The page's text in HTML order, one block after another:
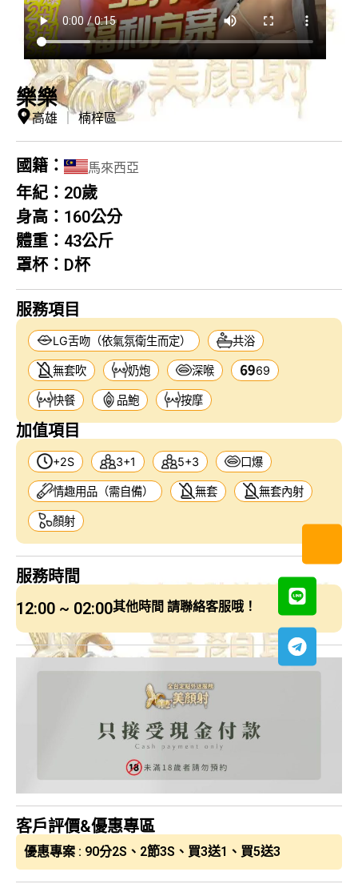
樂樂
高雄 ｜ 楠梓區
國籍： 馬來西亞
年紀： 20歲
身高： 160公分
體重： 43公斤
罩杯： D杯
服務項目
LG舌吻（依氣氛衛生而定） 共浴
無套吹 奶炮 深喉 69
快餐 品鮑 按摩
加值項目
+2S 3+1 5+3 口爆
情趣用品（需自備） 無套 無套內射
顏射
服務時間
12:00 ~ 02:00其他時間 請聯絡客服哦！
客戶評價&優惠專區
優惠專案 : 90分2S、2節3S、買3送1、買5送3